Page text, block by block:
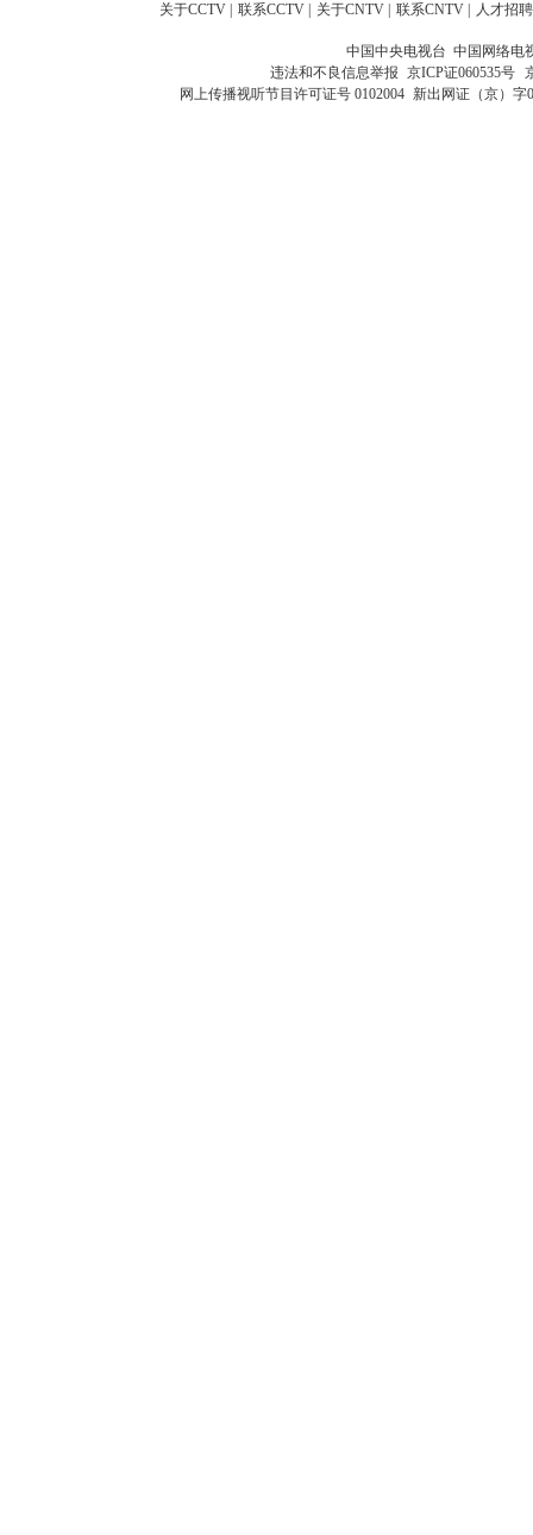
关于CCTV 联系CCTV 关于CNTV 联系CNTV 人才招聘
中国中央电视台 中国网络电
违法和不良信息举报 京ICP证060535号
网上传播视听节目许可证号 0102004 新出网证（京）